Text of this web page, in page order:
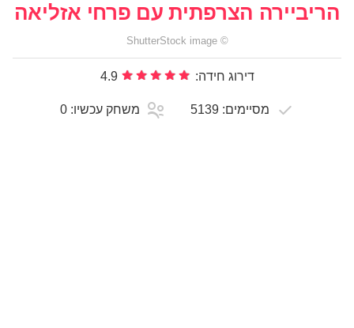
הריביירה הצרפתית עם פרחי אזליאה
ShutterStockimage
דירוג חידה: 4.9
מסיימים:5139 משחק עכשיו:0